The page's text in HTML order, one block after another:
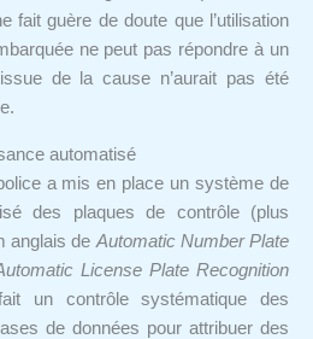
fait guère de doute que l’utilisation
ne peut pas répondre à un
de la cause n’aurait pas été
automatisé
a mis en place un système de
des plaques de contrôle (plus
anglais de Automatic Number Plate
License Plate Recognition
un contrôle systématique des
de données pour attribuer des